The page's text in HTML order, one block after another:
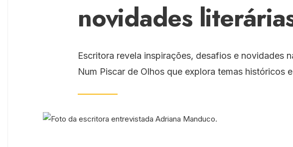
novidades
Escritora revela inspirações, desafios e novidades
Num Piscar de Olhos que explora temas históricos